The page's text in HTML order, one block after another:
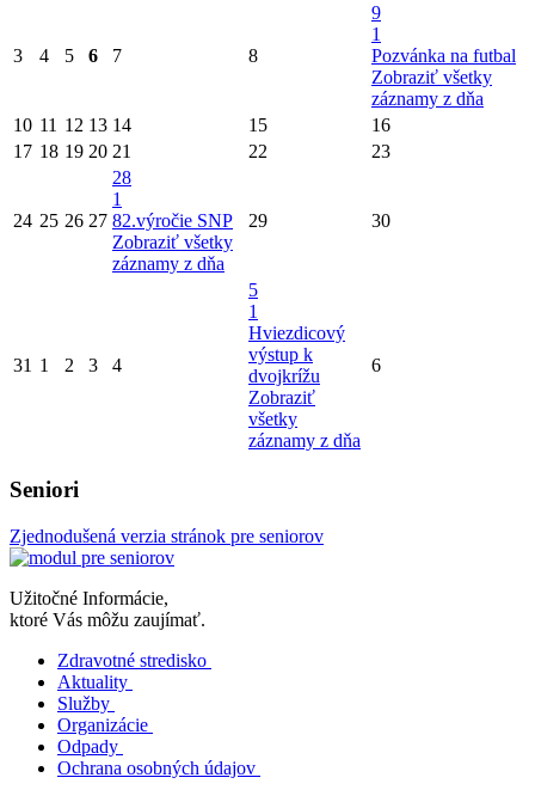
3 4 5 6 7 8
9
1
Pozvánka na futbal
Zobraziť všetky
záznamy z dňa
10 11 12 13 14 15
16
17 18 19 20 21 22 23
24 25 26 27
28
1
82.výročie SNP
Zobraziť všetky
záznamy z dňa
29 30
31 1 2 3 4
5
1
Hviezdicový
výstup k
dvojkrížu
Zobraziť
všetky
záznamy z dňa
6
Seniori
Zjednodušená verzia stránok pre seniorov
Užitočné Informácie,
ktoré Vás môžu zaujímať.
Zdravotné stredisko
Aktuality
Služby
Organizácie
Odpady
Ochrana osobných údajov